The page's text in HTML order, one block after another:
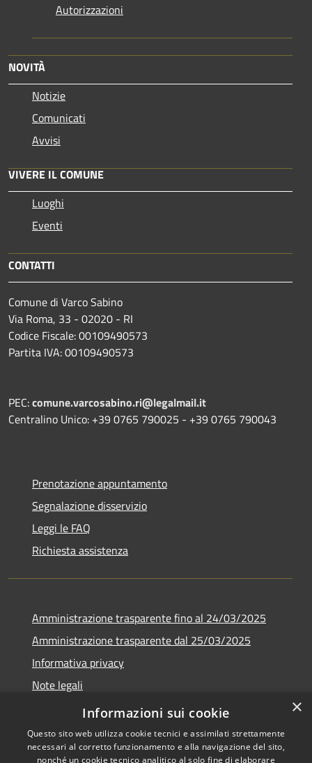
Autorizzazioni
NOVITÀ
Notizie
Comunicati
Avvisi
VIVERE IL COMUNE
Luoghi
Eventi
CONTATTI
Comune di Varco Sabino
Via Roma, 33 - 02020 - RI
Codice Fiscale: 00109490573
Partita IVA: 00109490573
PEC:comune.varcosabino.ri@legalmail.it
Centralino Unico: +39 0765 790025 - +39 0765 790043
Prenotazione appuntamento
Segnalazione disservizio
Leggi le FAQ
Richiesta assistenza
Amministrazione trasparente fino al 24/03/2025
Amministrazione trasparente dal 25/03/2025
Informativa privacy
Note legali
Dichiarazione di accessibilità
×
Informazioni sui cookie
Questo sito web utilizza cookie tecnici e assimilati strettamente
necessari al corretto funzionamento e alla navigazione del sito,
nonché un cookie tecnico analitico al solo fine di elaborare